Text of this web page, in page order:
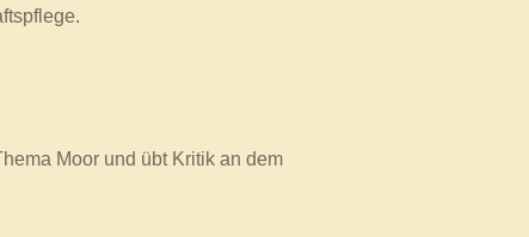
Moor und übt Kritik an dem